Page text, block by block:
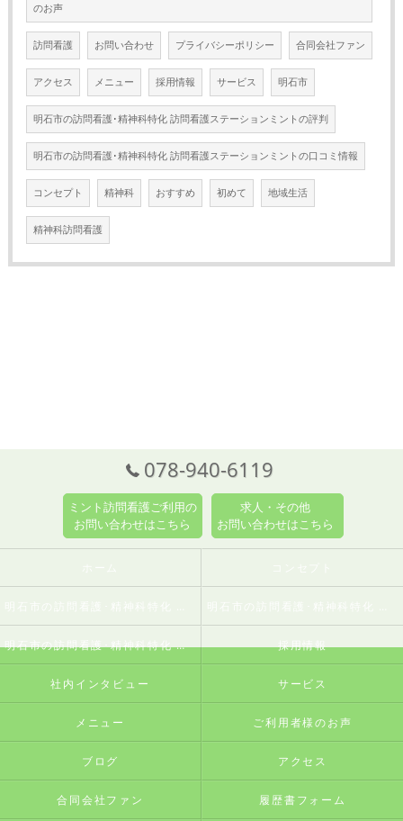
のお声
訪問看護 お問い合わせ プライバシーポリシー 合同会社ファン
アクセス メニュー 採用情報 サービス 明石市
明石市の訪問看護･精神科特化 訪問看護ステーションミントの評判
明石市の訪問看護･精神科特化 訪問看護ステーションミントの口コミ情報
コンセプト 精神科 おすすめ 初めて 地域生活
精神科訪問看護
078-940-6119
ミント訪問看護ご利用の
お問い合わせはこちら
求人・その他
お問い合わせはこちら
明石市の訪問看護･精神科特化 訪問看護ステーションミントのお客様の声 採用情報
社内インタビュー サービス
メニュー ご利用者様のお声
ブログ アクセス
合同会社ファン 履歴書フォーム